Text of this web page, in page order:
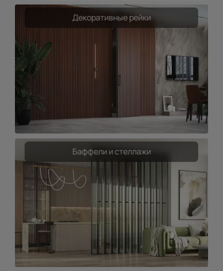
Декоративные рейки
Баффели и стеллажи